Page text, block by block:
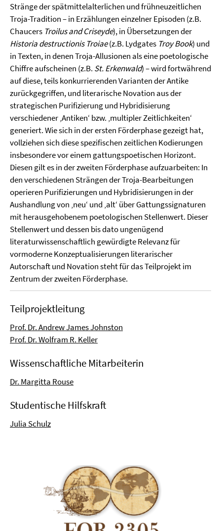
Stränge der spätmittelalterlichen und frühneuzeitlichen
Troja-Tradition – in Erzählungen einzelner Episoden (z.B.
Chaucers Troilus and Criseyde), in Übersetzungen der
Historia destructionis Troiae(z.B. Lydgates Troy Book) und
in Texten, in denen Troja-Allusionen als eine poetologische
Chiffre aufscheinen (z.B. St. Erkenwald) – wird fortwährend
auf diese, teils konkurrierenden Varianten der Antike
zurückgegriffen, und literarische Novation aus der
strategischen Purifizierung und Hybridisierung
verschiedener ‚Antiken‘ bzw. ‚multipler Zeitlichkeiten‘
generiert. Wie sich in der ersten Förderphase gezeigt hat,
vollziehen sich diese spezifischen zeitlichen Kodierungen
insbesondere vor einem gattungspoetischen Horizont.
Diesen gilt es in der zweiten Förderphase aufzuarbeiten: In
den verschiedenen Strängen der Troja-Bearbeitungen
operieren Purifizierungen und Hybridisierungen in der
Aushandlung von ‚neu‘ und ‚alt‘ über Gattungssignaturen
mit herausgehobenem poetologischen Stellenwert. Dieser
Stellenwert und dessen bis dato ungenügend
literaturwissenschaftlich gewürdigte Relevanz für
vormoderne Konzeptualisierungen literarischer
Autorschaft und Novation steht für das Teilprojekt im
Zentrum der zweiten Förderphase.
Teilprojektleitung
Prof. Dr. Andrew James Johnston
Prof. Dr. Wolfram R. Keller
Wissenschaftliche Mitarbeiterin
Dr. Margitta Rouse
Studentische Hilfskraft
Julia Schulz